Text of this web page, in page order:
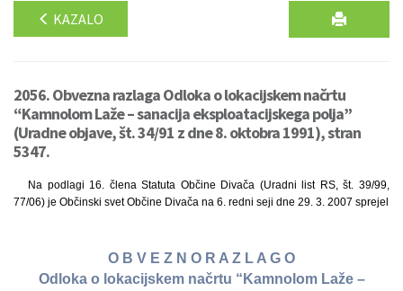
KAZALO
2056. Obvezna razlaga Odloka o lokacijskem načrtu
“Kamnolom Laže – sanacija eksploatacijskega polja”
(Uradne objave, št. 34/91 z dne 8. oktobra 1991), stran
5347.
Na podlagi 16. člena Statuta Občine Divača (Uradni list RS, št. 39/99,
77/06) je Občinski svet Občine Divača na 6. redni seji dne 29. 3. 2007 sprejel
O B V E Z N O R A Z L A G O
Odloka o lokacijskem načrtu “Kamnolom Laže –